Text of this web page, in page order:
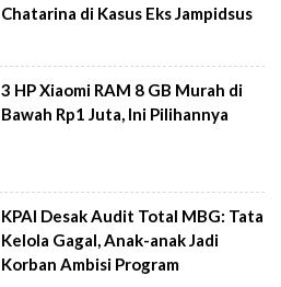
Chatarina di Kasus Eks Jampidsus
3 HP Xiaomi RAM 8 GB Murah di
Bawah Rp1 Juta, Ini Pilihannya
KPAI Desak Audit Total MBG: Tata
Kelola Gagal, Anak-anak Jadi
Korban Ambisi Program